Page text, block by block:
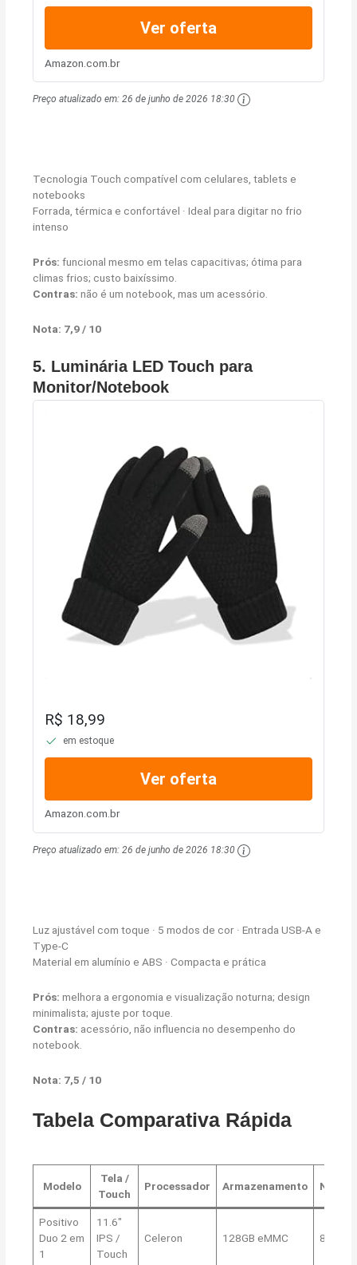
Ver oferta
Amazon.com.br
Preço atualizado em:26 de junho de 2026 18:30
Tecnologia Touch compatível com celulares, tablets e
notebooks
Forrada, térmica e confortável · Ideal para digitar no frio
intenso
Prós: funcional mesmo em telas capacitivas; ótima para
climas frios; custo baixíssimo.
Contras: não é um notebook, mas um acessório.
Nota: 7,9 / 10
5. Luminária LED Touch para
Monitor/Notebook
R$ 18,99
em estoque
Ver oferta
Amazon.com.br
Preço atualizado em:26 de junho de 2026 18:30
Luz ajustável com toque · 5 modos de cor · Entrada USB-A e
Type-C
Material em alumínio e ABS · Compacta e prática
Prós: melhora a ergonomia e visualização noturna; design
minimalista; ajuste por toque.
Contras: acessório, não influencia no desempenho do
notebook.
Nota: 7,5 / 10
Tabela Comparativa Rápida
Modelo
Tela /
Touch
Processador Armazenamento Nota
Positivo
Duo 2 em
1
11.6″
IPS /
Touch
Celeron 128GB eMMC 8,7